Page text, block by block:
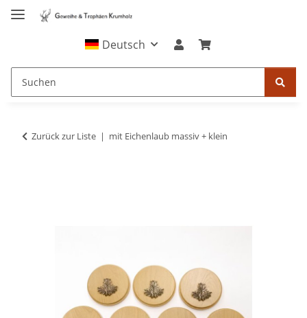
Deutsch
Zurück zur Liste mit Eichenlaub massiv + klein